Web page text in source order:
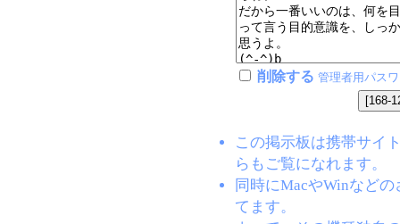
削除する 管理者用パス
この掲示板は携帯サイ
らもご覧になれます。
同時にMacやWinなど
てます。